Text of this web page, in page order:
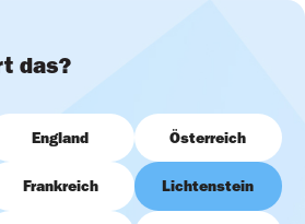
das?
England Österreich
Frankreich Lichtenstein